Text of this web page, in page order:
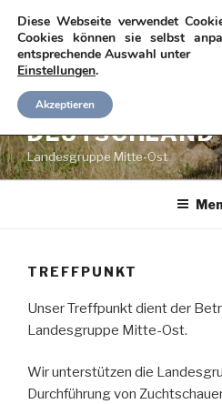
Inhalt
springen
SPANIEL-CLUB
DEUTSCHLAND
Landesgruppe Mitte-Ost
TREFFPUNKT
Unser Treffpunkt dient der
Landesgruppe Mitte-Ost.
Wir unterstützen die
Durchführung von
Diese Webseite verwendet
Cookies können sie selbst
entsprechende Auswahl unter
Einstellungen.
Akzeptieren